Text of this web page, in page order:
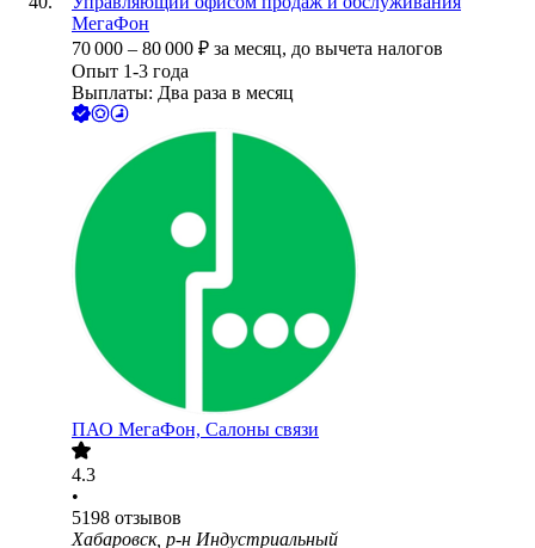
МегаФон
70 000 – 80 000 ₽ за месяц, до вычета налогов
Опыт 1-3 года
Выплаты: Два раза в месяц
ПАО МегаФон, Салоны связи
4.3
•
5198 отзывов
Хабаровск, р-н Индустриальный